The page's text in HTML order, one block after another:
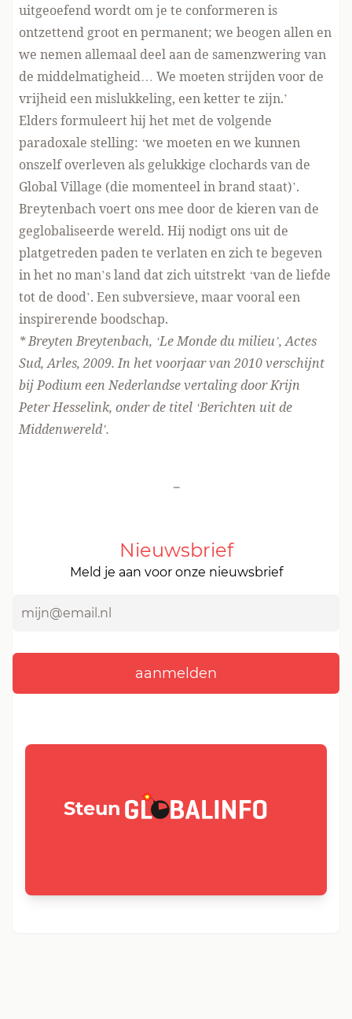
uitgeoefend wordt om je te conformeren is
ontzettend groot en permanent; we beogen allen en
we nemen allemaal deel aan de samenzwering van
de middelmatigheid… We moeten strijden voor de
vrijheid een mislukkeling, een ketter te zijn.’
Elders formuleert hij het met de volgende
paradoxale stelling: ‘we moeten en we kunnen
onszelf overleven als gelukkige clochards van de
Global Village (die momenteel in brand staat)’.
Breytenbach voert ons mee door de kieren van de
geglobaliseerde wereld. Hij nodigt ons uit de
platgetreden paden te verlaten en zich te begeven
in het no man’s land dat zich uitstrekt ‘van de liefde
tot de dood’. Een subversieve, maar vooral een
inspirerende boodschap.
* Breyten Breytenbach, ‘Le Monde du milieu’, Actes
Sud, Arles, 2009. In het voorjaar van 2010 verschijnt
bij Podium een Nederlandse vertaling door Krijn
Peter Hesselink, onder de titel ‘Berichten uit de
Middenwereld’.
-
Nieuwsbrief
Meld je aan voor onze nieuwsbrief
Steun GLOBALINFO.nl